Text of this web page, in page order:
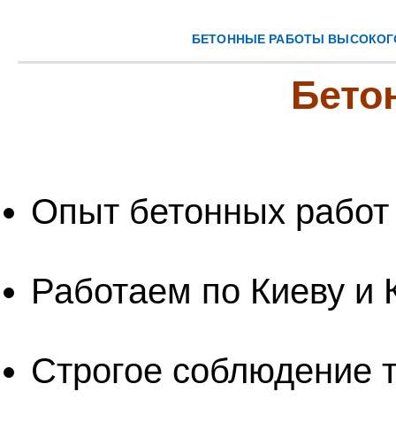
БЕТОННЫЕ РАБОТЫ
Опыт бетонных
Работаем по Киеву и
Строгое соблюдение